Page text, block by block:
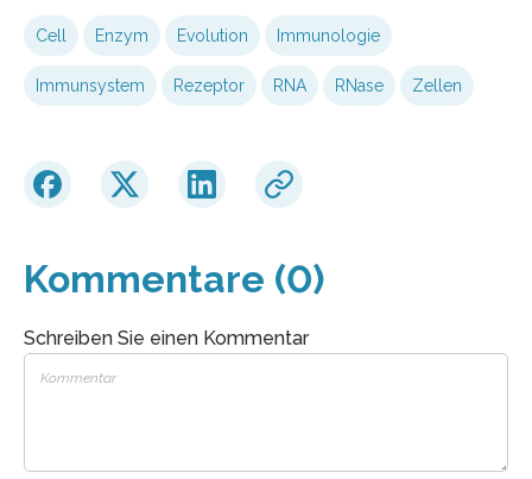
Cell Enzym Evolution Immunologie
Immunsystem Rezeptor RNA RNase Zellen
Kommentare (0)
Schreiben Sie einen Kommentar